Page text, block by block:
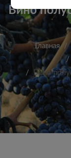
Вино
Главная
Вино